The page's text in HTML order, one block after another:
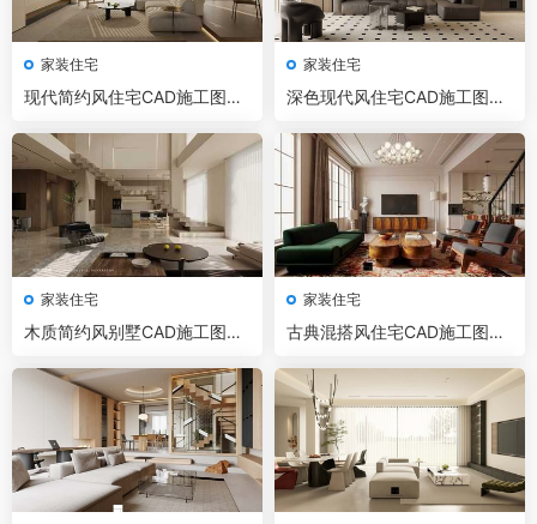
家装住宅
现代简约风住宅CAD施工图+3
家装住宅
深色现代风住宅CAD施工图+3
家装住宅
木质简约风别墅CAD施工图+3
家装住宅
古典混搭风住宅CAD施工图+3